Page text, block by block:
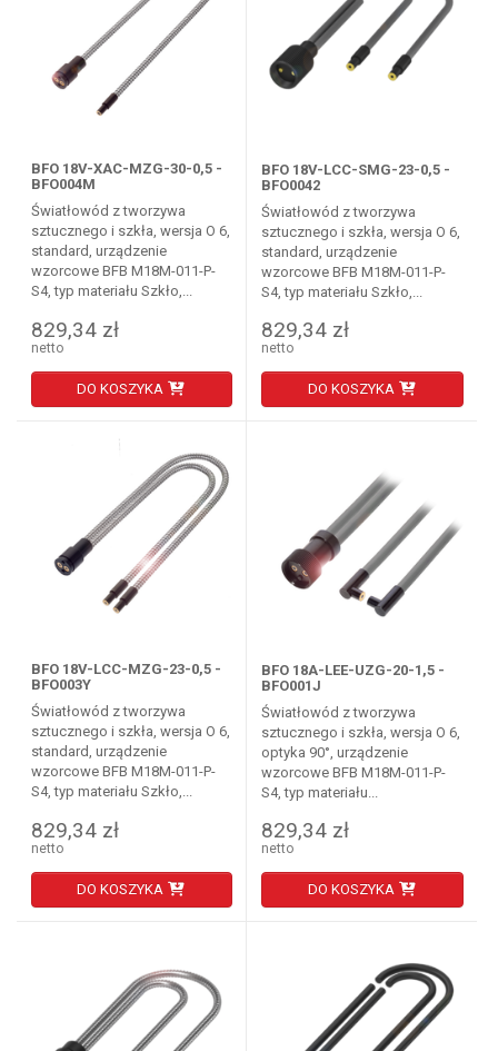
BFO 18V-XAC-MZG-30-0,5 -
BFO004M
Światłowód z tworzywa
sztucznego i szkła, wersja O 6,
standard, urządzenie
wzorcowe BFB M18M-011-P-
S4, typ materiału Szkło,...
829,34 zł
netto
DO KOSZYKA
BFO 18V-LCC-SMG-23-0,5 -
BFO0042
Światłowód z tworzywa
sztucznego i szkła, wersja O 6,
standard, urządzenie
wzorcowe BFB M18M-011-P-
S4, typ materiału Szkło,...
829,34 zł
netto
DO KOSZYKA
BFO 18V-LCC-MZG-23-0,5 -
BFO003Y
Światłowód z tworzywa
sztucznego i szkła, wersja O 6,
standard, urządzenie
wzorcowe BFB M18M-011-P-
S4, typ materiału Szkło,...
829,34 zł
netto
DO KOSZYKA
BFO 18A-LEE-UZG-20-1,5 -
BFO001J
Światłowód z tworzywa
sztucznego i szkła, wersja O 6,
optyka 90°, urządzenie
wzorcowe BFB M18M-011-P-
S4, typ materiału...
829,34 zł
netto
DO KOSZYKA